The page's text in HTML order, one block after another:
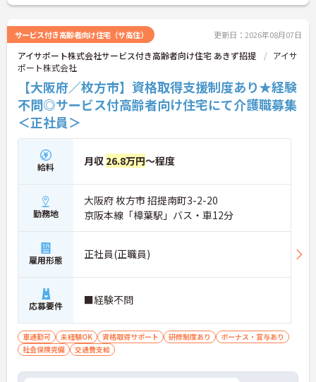
サービス付き高齢者向け住宅（サ高住） 更新日：2026年08月07日
アイサポート株式会社サービス付き高齢者向け住宅 あきず招提
アイサ
ポート株式会社
【大阪府／枚方市】資格取得支援制度あり★経験
不問◎サービス付高齢者向け住宅にて介護職募集
＜正社員＞
給料 月収 26.8万円～程度
勤務地
大阪府 枚方市 招提南町3-2-20
京阪本線「樟葉駅」バス・車12分
雇用形態 正社員(正職員)
応募要件 ■経験不問
車通勤可 未経験OK 資格取得サポート 研修制度あり
ボーナス・賞与あり
社会保険完備
交通費支給